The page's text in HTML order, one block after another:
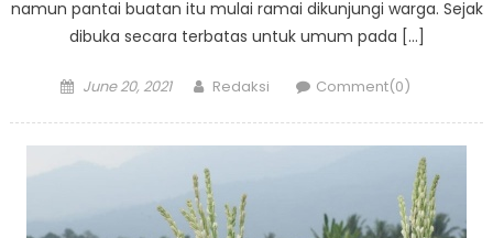
namun pantai buatan itu mulai ramai dikunjungi warga. Sejak
dibuka secara terbatas untuk umum pada […]
Posted
June 20, 2021 Author
Redaksi Comment(0)